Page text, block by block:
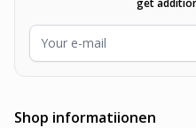
get
Shop informatiionen